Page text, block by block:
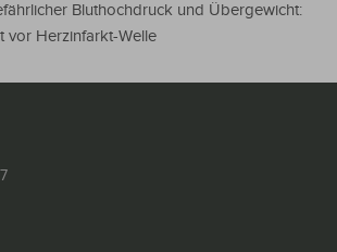
Bluthochdruck und Übergewicht:
vor Herzinfarkt-Welle